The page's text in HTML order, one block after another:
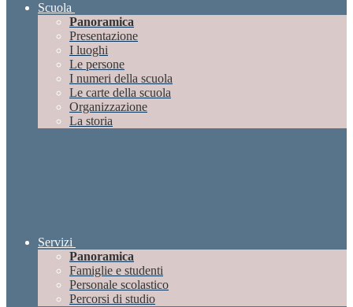
Scuola
Panoramica
Presentazione
I luoghi
Le persone
I numeri della scuola
Le carte della scuola
Organizzazione
La storia
Servizi
Panoramica
Famiglie e studenti
Personale scolastico
Percorsi di studio